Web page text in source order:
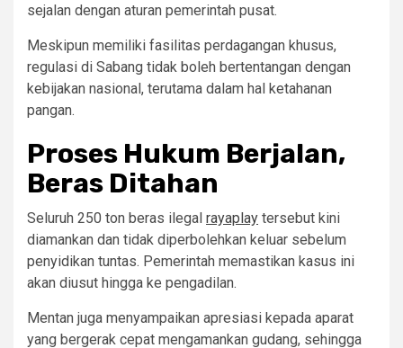
sejalan dengan aturan pemerintah pusat.
Meskipun memiliki fasilitas perdagangan khusus,
regulasi di Sabang tidak boleh bertentangan dengan
kebijakan nasional, terutama dalam hal ketahanan
pangan.
Proses Hukum Berjalan,
Beras Ditahan
Seluruh 250 ton beras ilegal rayaplay tersebut kini
diamankan dan tidak diperbolehkan keluar sebelum
penyidikan tuntas. Pemerintah memastikan kasus ini
akan diusut hingga ke pengadilan.
Mentan juga menyampaikan apresiasi kepada aparat
yang bergerak cepat mengamankan gudang, sehingga